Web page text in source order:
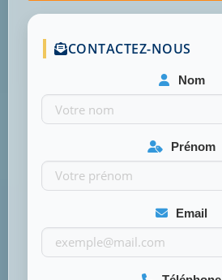
CONTACTEZ-NOUS
Nom
Prénom
Email